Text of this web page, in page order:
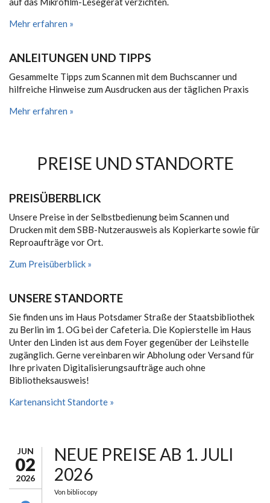
Mehr erfahren »
ANLEITUNGEN UND TIPPS
Gesammelte Tipps zum Scannen mit dem Buchscanner und
hilfreiche Hinweise zum Ausdrucken aus der täglichen Praxis
Mehr erfahren »
PREISE UND STANDORTE
PREISÜBERBLICK
Unsere Preise in der Selbstbedienung beim Scannen und
Drucken mit dem SBB-Nutzerausweis als Kopierkarte sowie für
Reproaufträge vor Ort.
Zum Preisüberblick »
UNSERE STANDORTE
Sie finden uns im Haus Potsdamer Straße der Staatsbibliothek
zu Berlin im 1. OG bei der Cafeteria. Die Kopierstelle im Haus
Unter den Linden ist aus dem Foyer gegenüber der Leihstelle
zugänglich. Gerne vereinbaren wir Abholung oder Versand für
Ihre privaten Digitalisierungsaufträge auch ohne
Bibliotheksausweis!
Kartenansicht Standorte »
JUN
02
2026
NEUE PREISE AB 1. JULI
2026
Von bibliocopy